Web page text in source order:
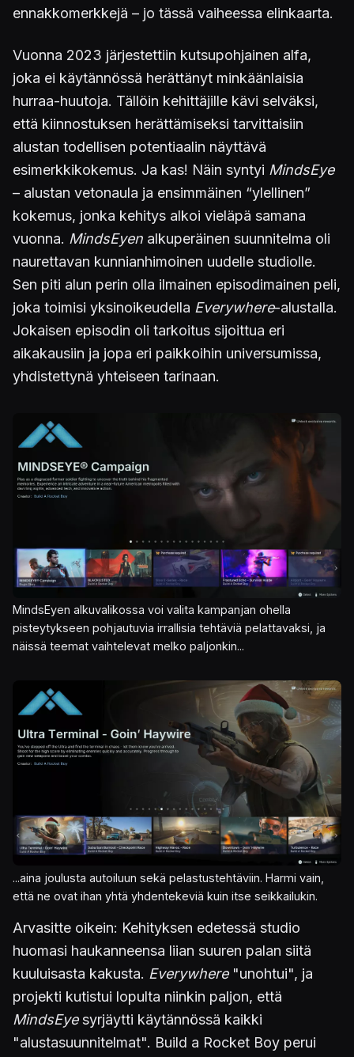
ennakkomerkkejä – jo tässä vaiheessa elinkaarta.
Vuonna 2023 järjestettiin kutsupohjainen alfa,
joka ei käytännössä herättänyt minkäänlaisia
hurraa-huutoja. Tällöin kehittäjille kävi selväksi,
että kiinnostuksen herättämiseksi tarvittaisiin
alustan todellisen potentiaalin näyttävä
esimerkkikokemus. Ja kas! Näin syntyi MindsEye
– alustan vetonaula ja ensimmäinen “ylellinen”
kokemus, jonka kehitys alkoi vieläpä samana
vuonna. MindsEyen alkuperäinen suunnitelma oli
naurettavan kunnianhimoinen uudelle studiolle.
Sen piti alun perin olla ilmainen episodimainen peli,
joka toimisi yksinoikeudella Everywhere-alustalla.
Jokaisen episodin oli tarkoitus sijoittua eri
aikakausiin ja jopa eri paikkoihin universumissa,
yhdistettynä yhteiseen tarinaan.
Kuva
MindsEyen alkuvalikossa voi valita kampanjan ohella
pisteytykseen pohjautuvia irrallisia tehtäviä pelattavaksi, ja
näissä teemat vaihtelevat melko paljonkin...
Kuva
...aina joulusta autoiluun sekä pelastustehtäviin. Harmi vain,
että ne ovat ihan yhtä yhdentekeviä kuin itse seikkailukin.
Arvasitte oikein: Kehityksen edetessä studio
huomasi haukanneensa liian suuren palan siitä
kuuluisasta kakusta. Everywhere "unohtui", ja
projekti kutistui lopulta niinkin paljon, että
MindsEyesyrjäytti käytännössä kaikki
"alustasuunnitelmat". Build a Rocket Boy perui